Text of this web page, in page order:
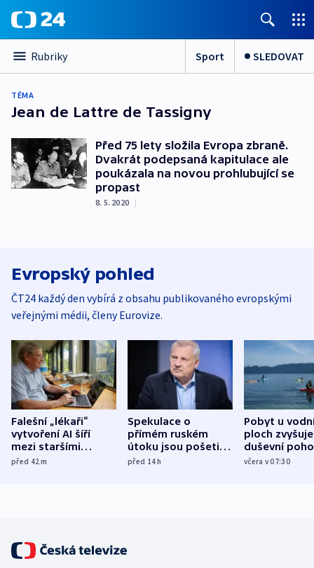
Rubriky Sport SLEDOVAT
TÉMA
Jean de Lattre de Tassigny
Před 75 lety složila Evropa zbraně.
Dvakrát podepsaná kapitulace ale
poukázala na novou prohlubující se
propast
8. 5. 2020 |
Evropský pohled
ČT24 každý den vybírá z obsahu publikovaného evropskými
veřejnými médii, členy Eurovize.
Falešní „lékaři“
vytvoření AI šíří
mezi staršími
Poláky nebezpečné
před 42m
Spekulace o
přímém ruském
útoku jsou pošetilé,
míní estonský
před 14h
Pobyt u
ploch zvyšuje
duševní
ukázala
včera v 07:30